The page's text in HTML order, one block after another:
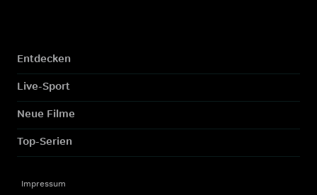
Entdecken
Live-Sport
Neue Filme
Top-Serien
Impressum